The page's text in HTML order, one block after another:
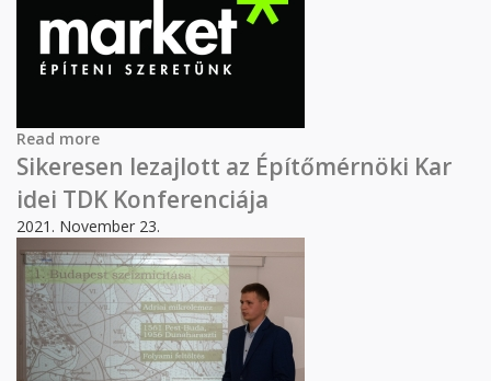
Read more
Sikeresen lezajlott az Építőmérnöki Kar
idei TDK Konferenciája
2021. November 23.